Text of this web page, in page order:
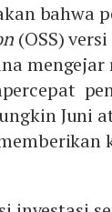
bahwa
(OSS)
mengejar
Juni